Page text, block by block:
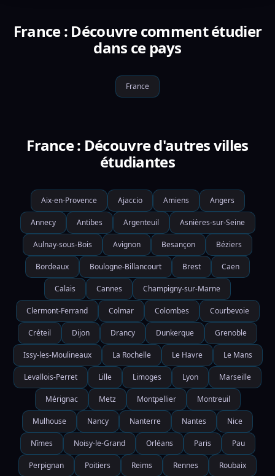
France : Découvre comment étudier
dans ce pays
France
France : Découvre d'autres villes
étudiantes
Aix-en-Provence Ajaccio Amiens Angers
Annecy Antibes Argenteuil Asnières-sur-Seine
Aulnay-sous-Bois Avignon Besançon Béziers
Bordeaux Boulogne-Billancourt Brest Caen
Calais Cannes Champigny-sur-Marne
Clermont-Ferrand Colmar Colombes Courbevoie
Créteil Dijon Drancy Dunkerque Grenoble
Issy-les-Moulineaux La Rochelle Le Havre Le Mans
Levallois-Perret Lille Limoges Lyon Marseille
Mérignac Metz Montpellier Montreuil
Mulhouse Nancy Nanterre Nantes Nice
Nîmes Noisy-le-Grand Orléans Paris Pau
Perpignan Poitiers Reims Rennes Roubaix